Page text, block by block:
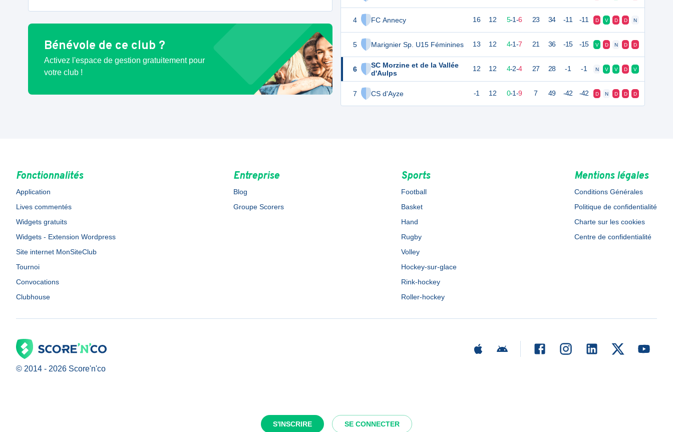
S'INSCRIRE SE CONNECTER
Bénévole de ce club ?
Activez l'espace de gestion gratuitement pour
votre club !
4 FC Annecy
5 Marignier Sp. U15 Féminines
6
SC Morzine et de la Vallée
d'Aulps
7 CS d'Ayze
16 12 5-1-6 23 34 -11 -11 D V D D N
13 12 4-1-7 21 36 -15 -15 V D N D D
12 12 4-2-4 27 28 -1 -1 N V V D V
-1 12 0-1-9 7 49 -42 -42 D N D D D
Fonctionnalités
Application
Lives commentés
Widgets gratuits
Widgets - Extension Wordpress
Site internet MonSiteClub
Tournoi
Convocations
Clubhouse
Entreprise
Blog
Groupe Scorers
Sports
Football
Basket
Hand
Rugby
Volley
Hockey-sur-glace
Rink-hockey
Roller-hockey
Mentions légales
Conditions Générales
Politique de confidentialité
Charte sur les cookies
Centre de confidentialité
© 2014 - 2026 Score'n'co